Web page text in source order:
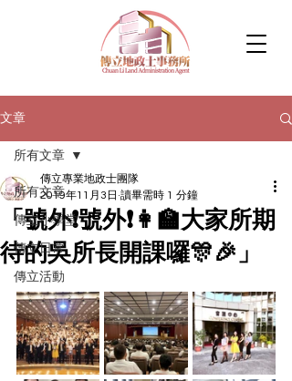
文章
所有文章
傳立小學堂
傳立日常
傳立活動
所有文章
「號外❗號外❗👩‍🏫大家所期
待的吳所長開課囉🎊🎉」
傳立專業地政士團隊
2019年11月3日 讀畢需時 1 分鐘